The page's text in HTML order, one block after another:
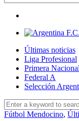
Últimas noticias
Liga Profesional
Primera Nacional
Federal A
Selección
Fútbol Mendocino,